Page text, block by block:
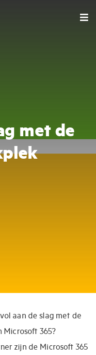
met de
aan de slag met de
Microsoft 365?
zijn de Microsoft 365